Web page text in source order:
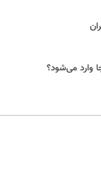
وارد می‌شود؟